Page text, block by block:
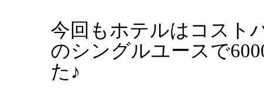
今回もホテルはコスト
のシングルユースで
た♪